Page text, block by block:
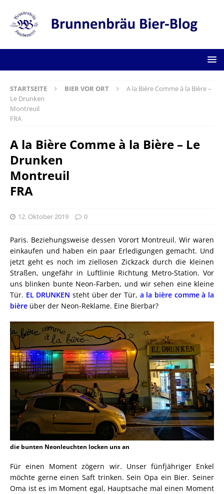
STARTSEITE BIER VOR ORT
A la Bière Comme à la Bière –
Le Drunken
Montreuil
FRA
A la Bière Comme à la Bière – Le
Drunken
Montreuil
FRA
12. Oktober 2019 0
Paris. Beziehungsweise dessen Vorort Montreuil. Wir waren
einkaufen und haben ein paar Erledigungen gemacht. Und
jetzt geht es noch im ziellosen Zickzack durch die kleinen
Straßen, ungefähr in Luftlinie Richtung Metro-Station. Vor
uns blinken bunte Neon-Farben, und wir sehen eine kleine
Tür. EL DRUNKEN steht über der Tür, a la bière comme à la
bière über der Neon-Reklame. Eine Bierbar?
die bunten Neonleuchten locken uns an
Für einen Moment zögern wir. Unser fünfjähriger Enkel
möchte gerne einen Saft trinken. Sein Opa ein Bier. Seiner
Oma ist es im Moment egal, Hauptsache mal einen Moment